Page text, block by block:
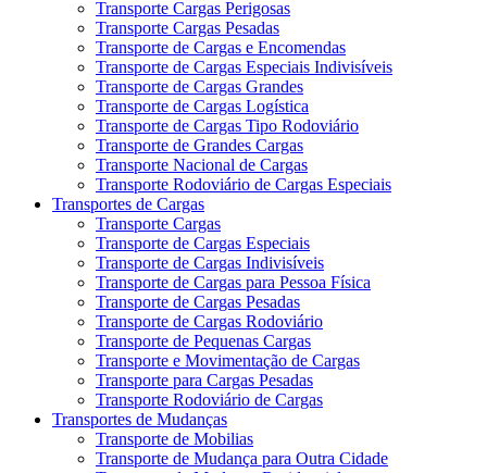
Transporte Cargas Perigosas
Transporte Cargas Pesadas
Transporte de Cargas e Encomendas
Transporte de Cargas Especiais Indivisíveis
Transporte de Cargas Grandes
Transporte de Cargas Logística
Transporte de Cargas Tipo Rodoviário
Transporte de Grandes Cargas
Transporte Nacional de Cargas
Transporte Rodoviário de Cargas Especiais
Transportes de Cargas
Transporte Cargas
Transporte de Cargas Especiais
Transporte de Cargas Indivisíveis
Transporte de Cargas para Pessoa Física
Transporte de Cargas Pesadas
Transporte de Cargas Rodoviário
Transporte de Pequenas Cargas
Transporte e Movimentação de Cargas
Transporte para Cargas Pesadas
Transporte Rodoviário de Cargas
Transportes de Mudanças
Transporte de Mobilias
Transporte de Mudança para Outra Cidade